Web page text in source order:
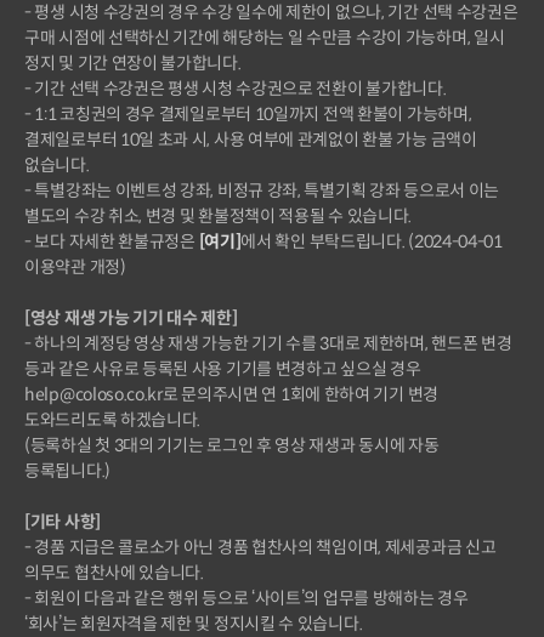
- 평생 시청 수강권의 경우 수강 일수에 제한이 없으나, 기간 선택 수강권은
구매 시점에 선택하신 기간에 해당하는 일 수만큼 수강이 가능하며, 일시
정지 및 기간 연장이 불가합니다.
- 기간 선택 수강권은 평생 시청 수강권으로 전환이 불가합니다.
- 1:1 코칭권의 경우 결제일로부터 10일까지 전액 환불이 가능하며,
결제일로부터 10일 초과 시, 사용 여부에 관계없이 환불 가능 금액이
없습니다.
- 특별강좌는 이벤트성 강좌, 비정규 강좌, 특별기획 강좌 등으로서 이는
별도의 수강 취소, 변경 및 환불정책이 적용될 수 있습니다.
- 보다 자세한 환불규정은 [여기]에서 확인 부탁드립니다. (2024-04-01
이용약관 개정)
[영상 재생 가능 기기 대수 제한]
- 하나의 계정당 영상 재생 가능한 기기 수를 3대로 제한하며, 핸드폰 변경
등과 같은 사유로 등록된 사용 기기를 변경하고 싶으실 경우
help@coloso.co.kr로 문의주시면 연 1회에 한하여 기기 변경
도와드리도록 하겠습니다.
(등록하실 첫 3대의 기기는 로그인 후 영상 재생과 동시에 자동
등록됩니다.)
[기타 사항]
- 경품 지급은 콜로소가 아닌 경품 협찬사의 책임이며, 제세공과금 신고
의무도 협찬사에 있습니다.
- 회원이 다음과 같은 행위 등으로 ‘사이트’의 업무를 방해하는 경우
‘회사’는 회원자격을 제한 및 정지시킬 수 있습니다.